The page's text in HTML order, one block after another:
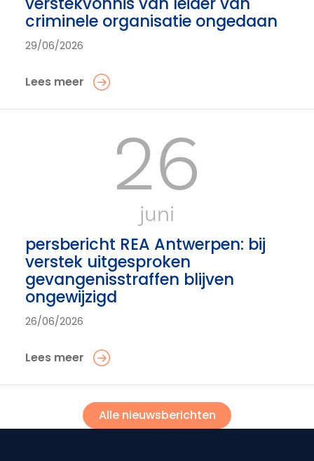
criminele organisatie ongedaan
29/06/2026
Lees meer
26
juni
persbericht REA Antwerpen: bij
verstek uitgesproken
gevangenisstraffen blijven
ongewijzigd
26/06/2026
Lees meer
Alle nieuwsberichten